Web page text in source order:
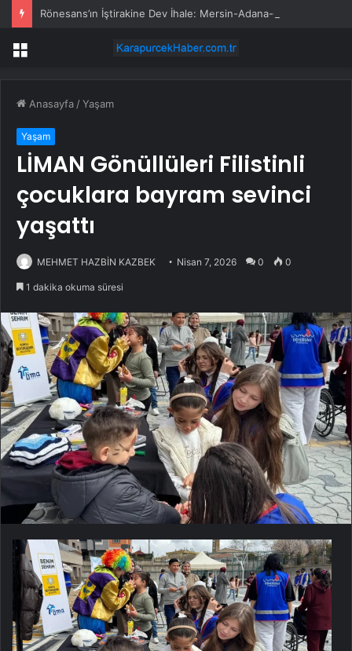
Menü
Anasayfa /Yaşam
Yaşam
LİMAN Gönüllüleri Filistinli
çocuklara bayram sevinci
yaşattı
MEHMET HAZBİN KAZBEK Nisan 7, 2026 0 0
1 dakika okuma süresi